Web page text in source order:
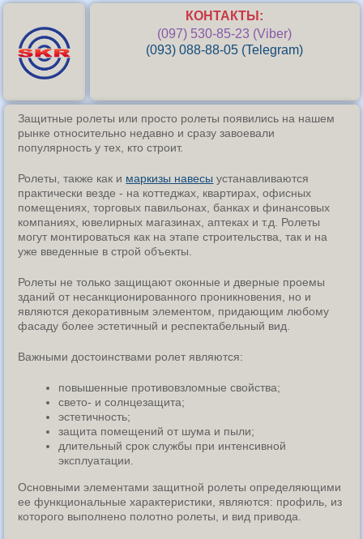
КОНТАКТЫ:
(097) 530-85-23 (Viber)
(093) 088-88-05 (Telegram)
Защитные ролеты или просто ролеты появились на нашем
рынке относительно недавно и сразу завоевали
популярность у тех, кто строит.
Ролеты, также как и маркизы навесы устанавливаются
практически везде - на коттеджах, квартирах, офисных
помещениях, торговых павильонах, банках и финансовых
компаниях, ювелирных магазинах, аптеках и т.д. Ролеты
могут монтироваться как на этапе строительства, так и на
уже введенные в строй объекты.
Ролеты не только защищают оконные и дверные проемы
зданий от несанкционированного проникновения, но и
являются декоративным элементом, придающим любому
фасаду более эстетичный и респектабельный вид.
Важными достоинствами ролет являются:
повышенные противовзломные свойства;
свето- и солнцезащита;
эстетичность;
защита помещений от шума и пыли;
длительный срок службы при интенсивной
эксплуатации.
Основными элементами защитной ролеты определяющими
ее функциональные характеристики, являются: профиль, из
которого выполнено полотно ролеты, и вид привода.